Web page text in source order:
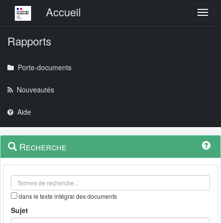
Menu principalAccueil
Rapports
Porte-documents
Nouveautés
Aide
Navigation
outils
Menu
contextuel
Recherche
dans le texte intégral des documents
Sujet